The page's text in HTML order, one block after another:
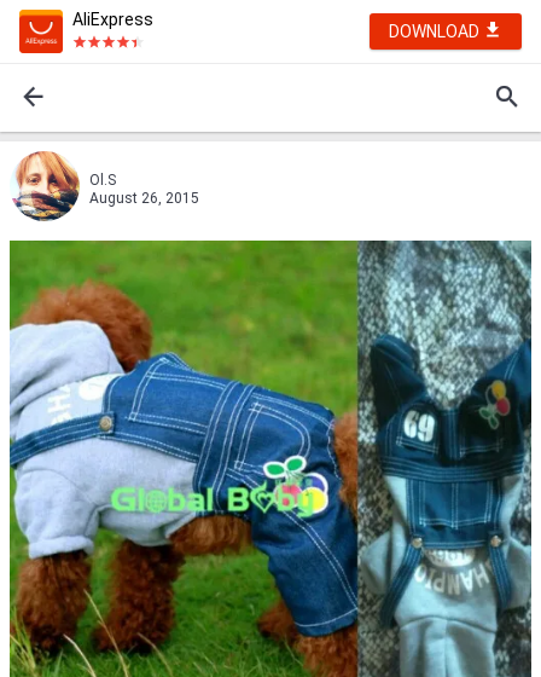
AliExpress
DOWNLOAD
Ol.S
August 26, 2015